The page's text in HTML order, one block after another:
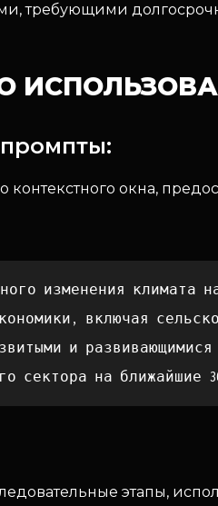
требующими
окна,
изменения климата
включая
и
сектора на ближайшие
этапы,